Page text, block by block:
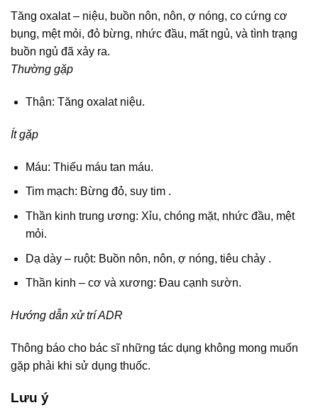
Tăng oxalat – niệu, buồn nôn, nôn, ợ nóng, co cứng cơ
bụng, mệt mỏi, đỏ bừng, nhức đầu, mất ngủ, và tình trạng
buồn ngủ đã xảy ra.
Thường gặp
Thận: Tăng oxalat niệu.
Ít gặp
Máu: Thiếu máu tan máu.
Tim mạch: Bừng đỏ, suy tim .
Thần kinh trung ương: Xỉu, chóng mặt, nhức đầu, mệt
mỏi.
Dạ dày – ruột: Buồn nôn, nôn, ợ nóng, tiêu chảy .
Thần kinh – cơ và xương: Đau cạnh sườn.
Hướng dẫn xử trí ADR
Thông báo cho bác sĩ những tác dụng không mong muốn
gặp phải khi sử dụng thuốc.
Lưu ý